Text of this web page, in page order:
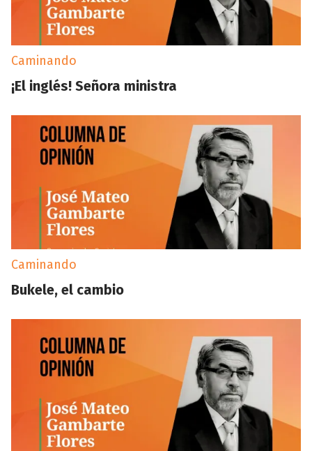
Caminando
¡El inglés! Señora ministra
Caminando
Bukele, el cambio